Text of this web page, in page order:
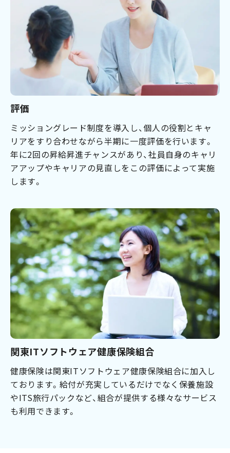
評価
ミッショングレード制度を導入し、個人の役割とキャ
リアをすり合わせながら半期に一度評価を行います。
年に2回の昇給昇進チャンスがあり、社員自身のキャリ
アアップやキャリアの見直しをこの評価によって実施
します。
関東ITソフトウェア健康保険組合
健康保険は関東ITソフトウェア健康保険組合に加入し
ております。給付が充実しているだけでなく保養施設
やITS旅行パックなど、組合が提供する様々なサービス
も利用できます。